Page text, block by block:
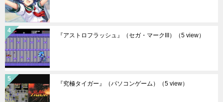
『アストロフラッシュ』（セガ・マークIII） （5 view）
『究極タイガー』（パソコンゲーム） （5 view）